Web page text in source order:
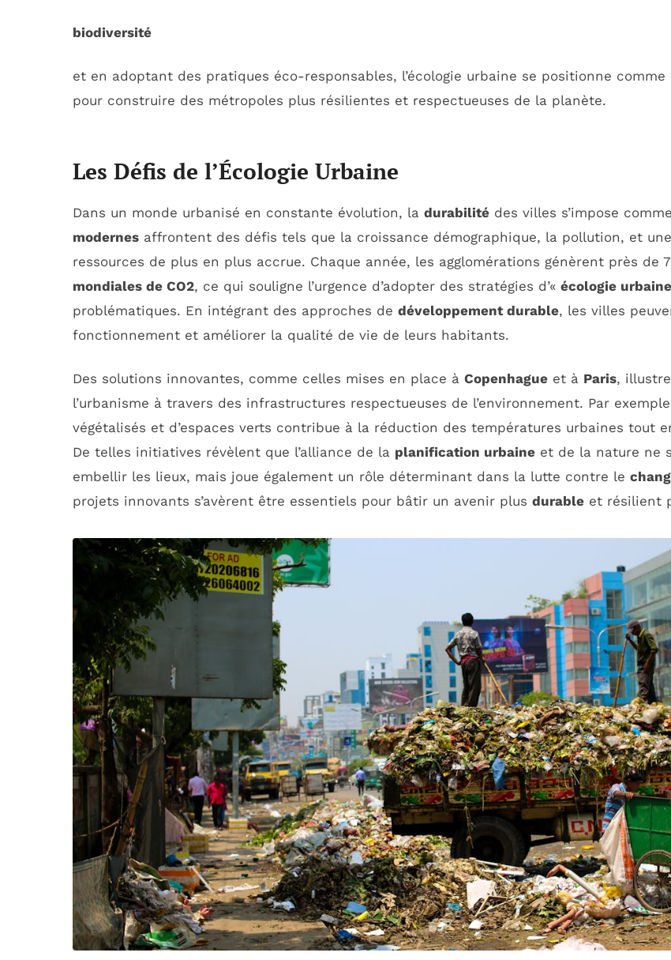
biodiversité
et en adoptant des pratiques éco-responsables, l’écologie urbaine se positionne
pour construire des métropoles plus résilientes et respectueuses de la planète.
Les Défis de l’Écologie Urbaine
Dans un monde urbanisé en constante évolution, la durabilité des villes s’impose
modernes affrontent des défis tels que la croissance démographique, la pollution, et
ressources de plus en plus accrue. Chaque année, les agglomérations génèrent près de
mondiales de CO2, ce qui souligne l’urgence d’adopter des stratégies d’« écologie urbaine
problématiques. En intégrant des approches de développement durable, les villes
fonctionnement et améliorer la qualité de vie de leurs habitants.
Des solutions innovantes, comme celles mises en place à Copenhague et à Paris,
l’urbanisme à travers des infrastructures respectueuses de l’environnement. Par
végétalisés et d’espaces verts contribue à la réduction des températures urbaines tout
De telles initiatives révèlent que l’alliance de la planification urbaine et de la nature ne
embellir les lieux, mais joue également un rôle déterminant dans la lutte contre le
projets innovants s’avèrent être essentiels pour bâtir un avenir plus durable et résilient